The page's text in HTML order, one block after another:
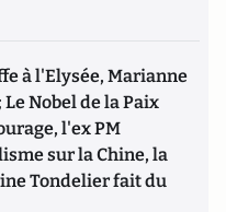
à l'Elysée, Marianne
Nobel de la Paix
l'ex PM
sur la Chine, la
Tondelier fait du